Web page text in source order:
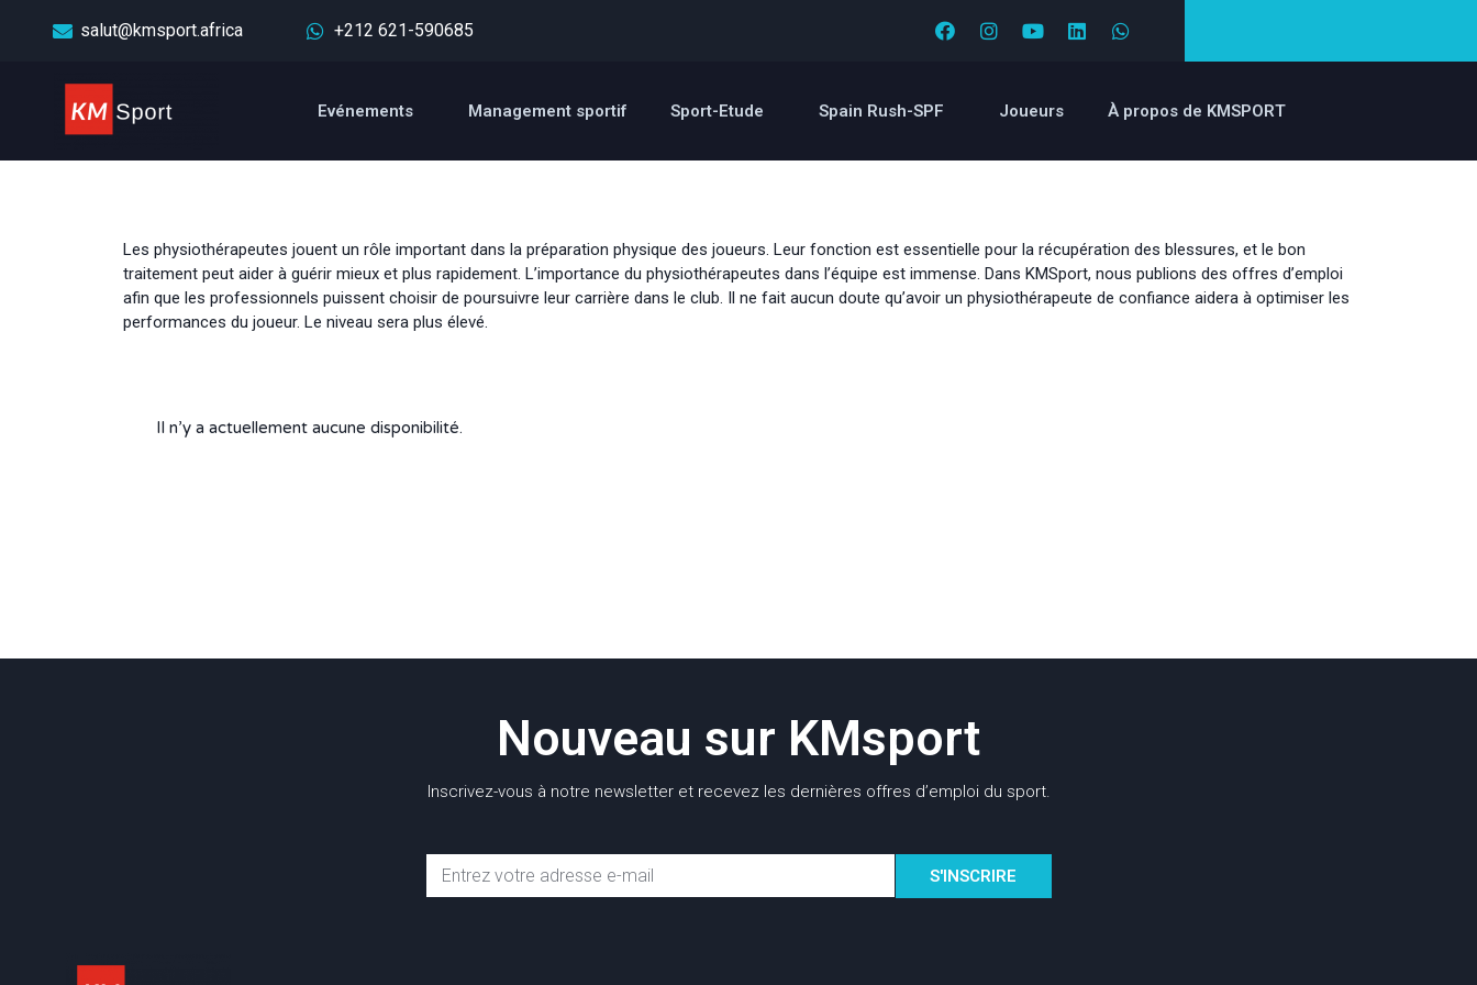
salut@kmsport.africa +212 621-590685
Evénements Management sportif Sport-Etude Spain Rush-SPF Joueurs À propos de KMSPORT
Les physiothérapeutes jouent un rôle important dans la préparation physique des joueurs. Leur fonction est essentielle pour la récupération des blessures, et le bon
traitement peut aider à guérir mieux et plus rapidement. L’importance du physiothérapeutes dans l’équipe est immense. Dans KMSport, nous publions des offres d’emploi
afin que les professionnels puissent choisir de poursuivre leur carrière dans le club. Il ne fait aucun doute qu’avoir un physiothérapeute de confiance aidera à optimiser les
performances du joueur. Le niveau sera plus élevé.
Il n’y a actuellement aucune disponibilité.
Nouveau sur KMsport
Inscrivez-vous à notre newsletter et recevez les dernières offres d’emploi du sport.
S'INSCRIRE